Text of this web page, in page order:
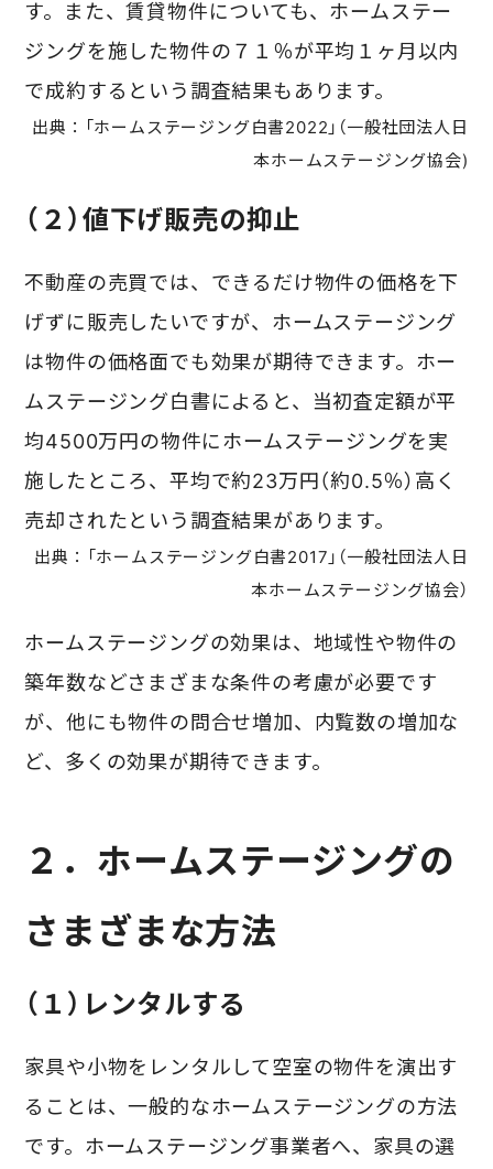
す。また、賃貸物件についても、ホームステー
ジングを施した物件の７１％が平均１ヶ月以内
で成約するという調査結果もあります。
出典：「ホームステージング白書2022 」（一般社団法人日
本ホームステージング協会)
（２）値下げ販売の抑止
不動産の売買では、できるだけ物件の価格を下
げずに販売したいですが、ホームステージング
は物件の価格面でも効果が期待できます。ホー
ムステージング白書によると、
当初査定額が平
均4500万円の物件にホームステージングを実
施したところ、平均で約23万円（約0.5％）高く
売却されたという調査結果があります。
出典：「ホームステージング白書2017」（一般社団法人日
本ホームステージング協会）
ホームステージングの効果は、地域性や物件の
築年数などさまざまな条件の考慮が必要です
が、他にも物件の問合せ増加、内覧数の増加な
ど、多くの効果が期待できます。
２．ホームステージングの
さまざまな方法
（１）レンタルする
家具や小物をレンタルして空室の物件を演出す
ることは、一般的なホームステージングの方法
です。ホームステージング事業者へ、家具の選